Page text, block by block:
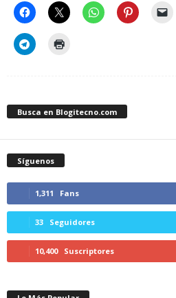
Busca en Blogitecno.com
Síguenos
1,311 Fans
33 Seguidores
10,400 Suscriptores